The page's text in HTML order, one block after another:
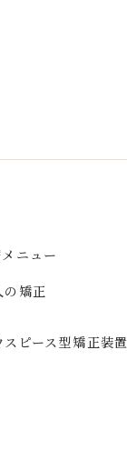
ニュー
の矯正
スピース型矯正装置